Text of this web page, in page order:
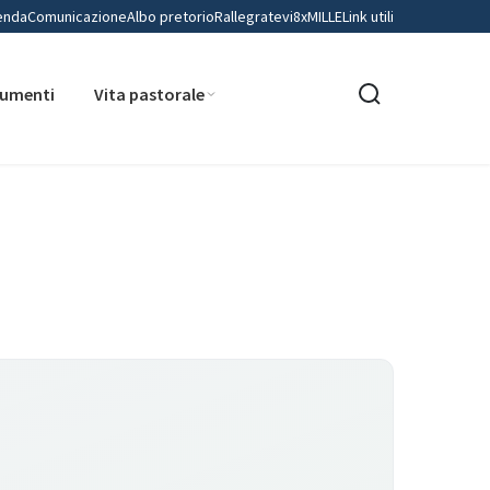
ComunicazioneAlbo pretorioRallegratevi8xMILLELink utili
Vita pastorale